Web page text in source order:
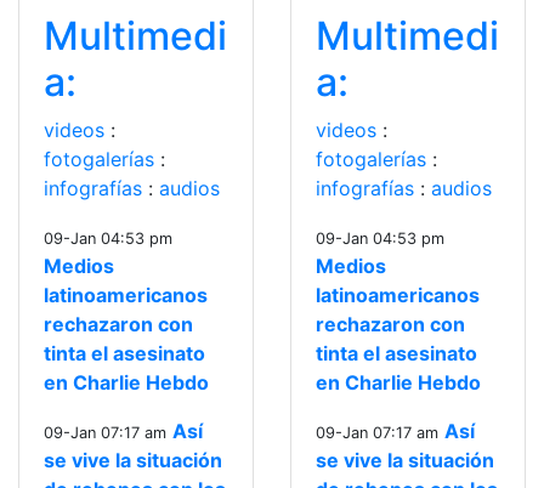
Multimedi
a:
videos :
fotogalerías :
infografías : audios
09-Jan 04:53 pm
Medios
latinoamericanos
rechazaron con
tinta el asesinato
en Charlie Hebdo
09-Jan 07:17 am Así
se vive la situación
Multimedi
a:
videos :
fotogalerías :
infografías : audios
09-Jan 04:53 pm
Medios
latinoamericanos
rechazaron con
tinta el asesinato
en Charlie Hebdo
09-Jan 07:17 am Así
se vive la situación